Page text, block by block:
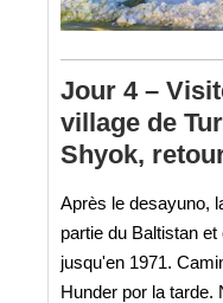
Jour 4 –
village de
Shyok,
Après le desayuno,
partie du Baltistan
jusqu'en 1971.
Hunder por la tarde.